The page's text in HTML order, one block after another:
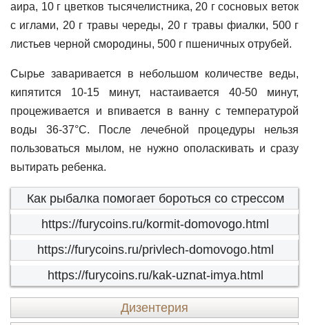
аира, 10 г цветков тысячелистника, 20 г сосновых веток
с иглами, 20 г травы череды, 20 г травы фиалки, 500 г
листьев черной смородины, 500 г пшеничных отрубей.
Сырье заваривается в небольшом количестве веды,
кипятится 10-15 минут, настаивается 40-50 минут,
процеживается и впивается в ванну с температурой
воды 36-37°С. После лечебной процедуры нельзя
пользоваться мылом, не нужно ополаскивать и сразу
вытирать ребенка.
Как рыбалка помогает бороться со стрессом
https://furycoins.ru/kormit-domovogo.html
https://furycoins.ru/privlech-domovogo.html
https://furycoins.ru/kak-uznat-imya.html
Дизентерия